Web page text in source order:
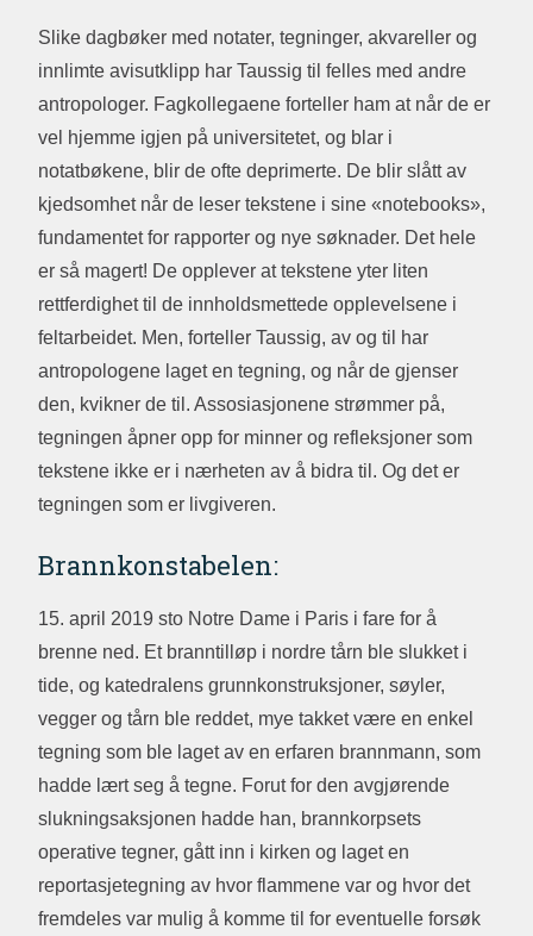
Slike dagbøker med notater, tegninger, akvareller og
innlimte avisutklipp har Taussig til felles med andre
antropologer. Fagkollegaene forteller ham at når de er
vel hjemme igjen på universitetet, og blar i
notatbøkene, blir de ofte deprimerte. De blir slått av
kjedsomhet når de leser tekstene i sine «notebooks»,
fundamentet for rapporter og nye søknader. Det hele
er så magert! De opplever at tekstene yter liten
rettferdighet til de innholdsmettede opplevelsene i
feltarbeidet. Men, forteller Taussig, av og til har
antropologene laget en tegning, og når de gjenser
den, kvikner de til. Assosiasjonene strømmer på,
tegningen åpner opp for minner og refleksjoner som
tekstene ikke er i nærheten av å bidra til. Og det er
tegningen som er livgiveren.
Brannkonstabelen:
15. april 2019 sto Notre Dame i Paris i fare for å
brenne ned. Et branntilløp i nordre tårn ble slukket i
tide, og katedralens grunnkonstruksjoner, søyler,
vegger og tårn ble reddet, mye takket være en enkel
tegning som ble laget av en erfaren brannmann, som
hadde lært seg å tegne. Forut for den avgjørende
slukningsaksjonen hadde han, brannkorpsets
operative tegner, gått inn i kirken og laget en
reportasjetegning av hvor flammene var og hvor det
fremdeles var mulig å komme til for eventuelle forsøk